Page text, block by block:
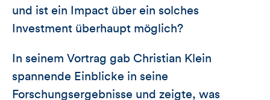
und ist ein Impact über ein solches
Investment überhaupt möglich?
In seinem Vortrag gab Christian Klein
spannende Einblicke in seine
Forschungsergebnisse und zeigte, was